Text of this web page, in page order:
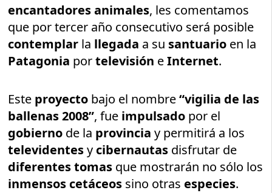
encantadores animales, les comentamos
que por tercer año consecutivo será posible
contemplar la llegada a su santuario en la
Patagonia portelevisión eInternet.
Este proyecto bajo el nombre“vigilia de las
ballenas 2008”, fue impulsado por el
gobierno de la provinciay permitirá a los
televidentesy cibernautas disfrutar de
diferentes tomas que mostrarán no sólo los
inmensos cetáceos sino otras especies.